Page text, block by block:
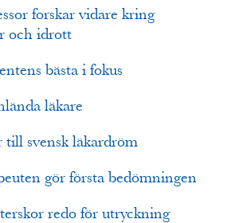
forskar vidare kring
och idrott
bästa i fokus
läkare
svensk läkardröm
gör första bedömningen
redo för utryckning